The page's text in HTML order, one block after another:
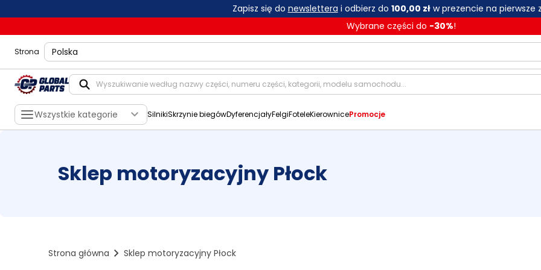
Zapisz się do newslettera i odbierz do 100,00 złw prezencie na pierwsze
Wybrane części do -30%!
Strona shippingLocation
Wszystkie kategorie SilnikiSkrzynie biegówDyferencjałyFelgiFoteleKierownicePromocje
Sklep motoryzacyjny Płock
Strona główna Sklep motoryzacyjny Płock